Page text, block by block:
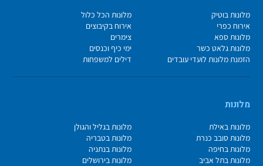
מלונות בוטיק
מלונות הכל כלול
אירוח כפרי
אירוח בקיבוצים
מלונות ספא
צימרים
מלונות גלאט כשר
ימי כיף וכנסים
הזמנת מלונות לועדי עובדים
דילים למשפחות
מלונות
מלונות באילת
מלונות בגליל והגולן
מלונות סובב כנרת
מלונות בטבריה
מלונות בחיפה
מלונות בנתניה
מלונות בתל אביב
מלונות בירושלים